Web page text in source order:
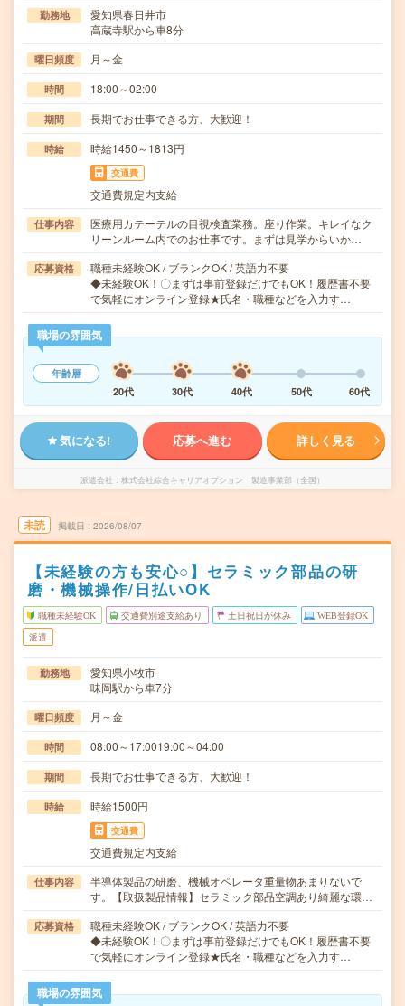
勤務地
愛知県春日井市
高蔵寺駅から車8分
曜日頻度 月～金
時間 18:00～02:00
期間 長期でお仕事できる方、大歓迎！
時給 時給1450～1813円
交通費
交通費規定内支給
仕事内容
医療用カテーテルの目視検査業務。座り作業。キレイなク
リーンルーム内でのお仕事です。まずは見学からいか…
応募資格
職種未経験OK / ブランクOK / 英語力不要
◆未経験OK！〇まずは事前登録だけでもOK！履歴書不要
で気軽にオンライン登録★氏名・職種などを入力す…
職場の雰囲気
年齢層
20代
30代 40代 50代 60代
気になる! 応募へ進む 詳しく見る
派遣会社 株式会社綜合キャリアオプション 製造事業部（全国）
未読 掲載日 2026/08/07
【未経験の方も安心○】セラミック部品の研
磨・機械操作/日払いOK
職種未経験OK 交通費別途支給あり 土日祝日が休み WEB登録OK
派遣
勤務地
愛知県小牧市
味岡駅から車7分
曜日頻度 月～金
時間 08:00～17:0019:00～04:00
期間 長期でお仕事できる方、大歓迎！
時給 時給1500円
交通費
交通費規定内支給
仕事内容
半導体製品の研磨、機械オペレータ重量物あまりないで
す。【取扱製品情報】セラミック部品空調あり綺麗な環…
応募資格
職種未経験OK / ブランクOK / 英語力不要
◆未経験OK！〇まずは事前登録だけでもOK！履歴書不要
で気軽にオンライン登録★氏名・職種などを入力す…
職場の雰囲気